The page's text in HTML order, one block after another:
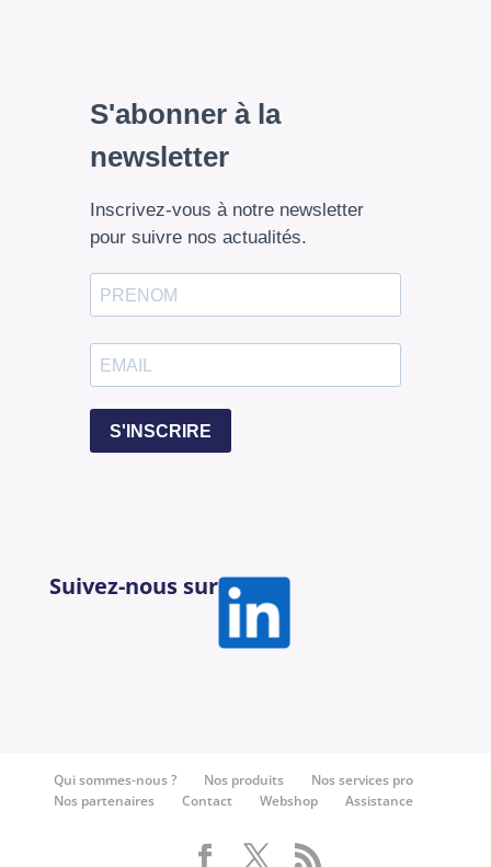
S'abonner à la
newsletter
Inscrivez-vous à notre newsletter
pour suivre nos actualités.
S'INSCRIRE
Suivez-nous sur
Qui sommes-nous ? Nos produits
Nos services pro
Nos partenaires
Contact Webshop Assistance